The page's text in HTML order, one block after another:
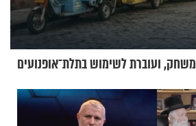
ועוברת לשימוש בתלת־אופנועים